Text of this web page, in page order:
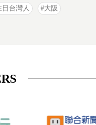
日台灣人 大阪